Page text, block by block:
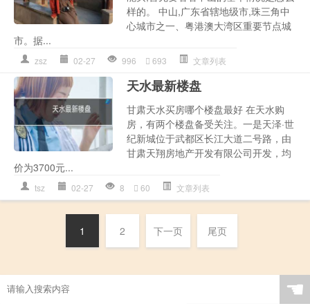
样的。 中山,广东省辖地级市,珠三角中
心城市之一、粤港澳大湾区重要节点城
市。据...
zsz 02-27 996 693 文章列表
天水最新楼盘
甘肃天水买房哪个楼盘最好 在天水购
房，有两个楼盘备受关注。一是天泽·世
纪新城位于武都区长江大道二号路，由
甘肃天翔房地产开发有限公司开发，均
价为3700元...
tsz 02-27 8 60 文章列表
1 2 下一页 尾页
☚